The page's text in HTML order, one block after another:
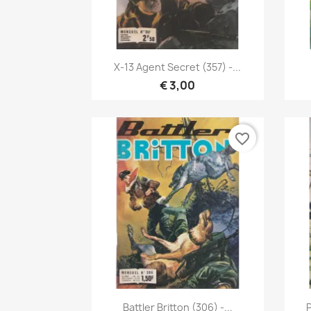
Snel bekijken
X-13 Agent Secret (357) -...
€ 3,00
Snel bekijken
Battler Britton (306) -...
favorite_border